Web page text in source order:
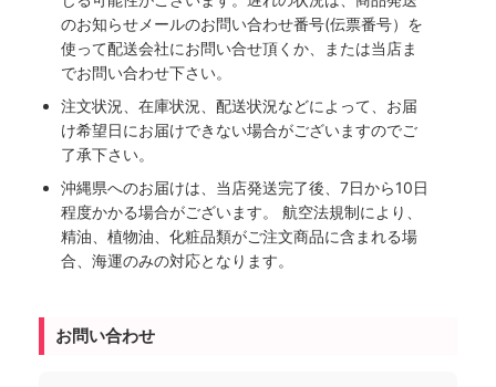
のお知らせメールのお問い合わせ番号(伝票番号）を
使って配送会社にお問い合せ頂くか、または当店ま
でお問い合わせ下さい。
注文状況、在庫状況、配送状況などによって、お届
け希望日にお届けできない場合がございますのでご
了承下さい。
沖縄県へのお届けは、当店発送完了後、7日から10日
程度かかる場合がございます。 航空法規制により、
精油、植物油、化粧品類がご注文商品に含まれる場
合、海運のみの対応となります。
お問い合わせ